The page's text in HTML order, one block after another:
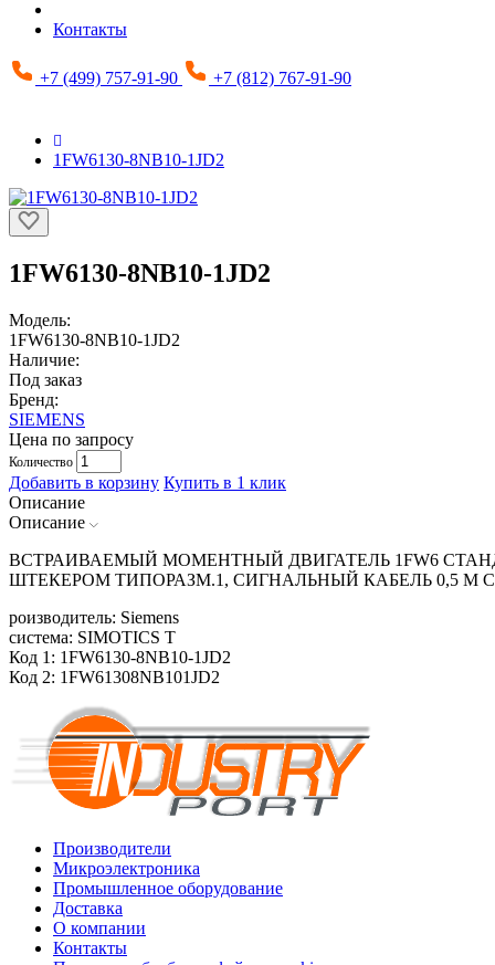
Контакты
+7 (499) 757-91-90 +7 (812) 767-91-90
1FW6130-8NB10-1JD2
1FW6130-8NB10-1JD2
Модель:
1FW6130-8NB10-1JD2
Наличие:
Под заказ
Бренд:
SIEMENS
Цена по запросу
Количество
Добавить в корзину Купить в 1 клик
Описание
Описание
ВСТРАИВАЕМЫЙ МОМЕНТНЫЙ ДВИГАТЕЛЬ 1FW6
ШТЕКЕРОМ ТИПОРАЗМ.1, СИГНАЛЬНЫЙ КАБЕЛЬ 0,5 М
роизводитель: Siemens
система: SIMOTICS T
Код 1: 1FW6130-8NB10-1JD2
Код 2: 1FW61308NB101JD2
Производители
Микроэлектроника
Промышленное оборудование
Доставка
О компании
Контакты